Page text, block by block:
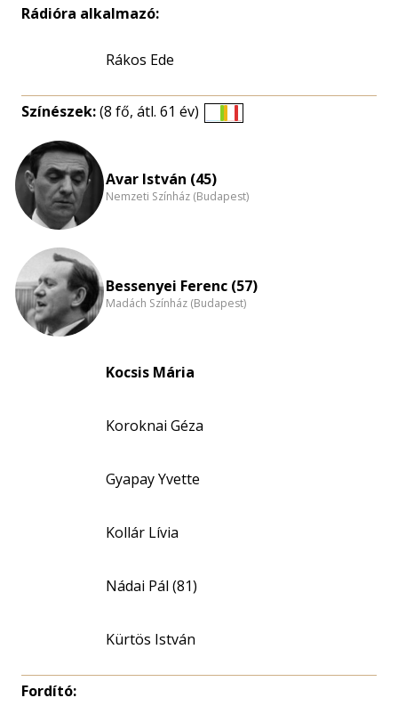
Rádióra alkalmazó:
Rákos Ede
Színészek:(8 fő, átl. 61 év)
Avar István (45)
Nemzeti Színház (Budapest)
Bessenyei Ferenc (57)
Madách Színház (Budapest)
Kocsis Mária
Koroknai Géza
Gyapay Yvette
Kollár Lívia
Nádai Pál (81)
Kürtös István
Fordító: